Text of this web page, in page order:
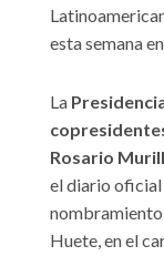
esta semana
La
Rosario
el diario oficial
Huete, en el